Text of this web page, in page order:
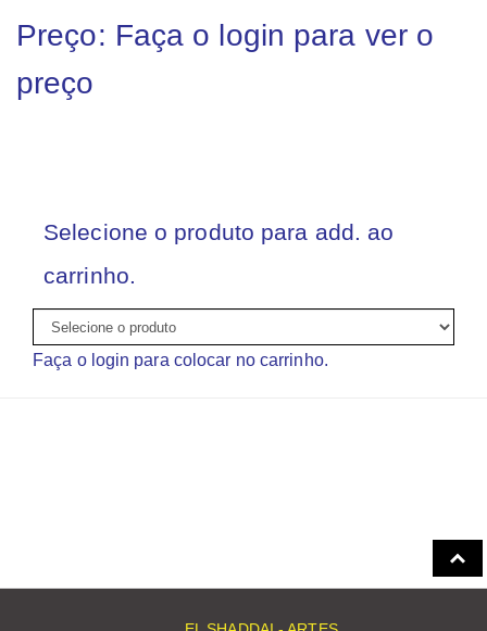
Preço: Faça o login para ver o
preço
Selecione o produto para add. ao
carrinho.
Faça o login para colocar no carrinho.